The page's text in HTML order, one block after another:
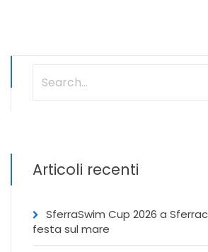
Articoli recenti
SferraSwim Cup 2026 a
festa sul mare